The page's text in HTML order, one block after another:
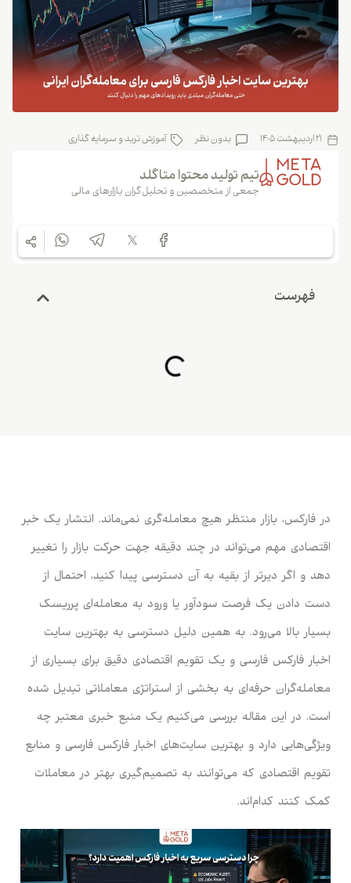
21 اردیبهشت 1405 بدون نظر آموزش ترید و سرمایه گذاری
تیم تولید محتوا متاگلد
جمعی از متخصصین و تحلیل‌گران بازارهای مالی
فهرست
در فارکس، بازار منتظر هیچ معامله‌گری نمی‌ماند. انتشار یک خبر
اقتصادی مهم می‌تواند در چند دقیقه جهت حرکت بازار را تغییر
دهد و اگر دیرتر از بقیه به آن دسترسی پیدا کنید، احتمال از
دست دادن یک فرصت سودآور یا ورود به معامله‌ای پرریسک
بسیار بالا می‌رود. به همین دلیل دسترسی به بهترین سایت
اخبار فارکس فارسی و یک تقویم اقتصادی دقیق برای بسیاری از
معامله‌گران حرفه‌ای به بخشی از استراتژی معاملاتی تبدیل شده
است. در این مقاله بررسی می‌کنیم یک منبع خبری معتبر چه
ویژگی‌هایی دارد و بهترین سایت‌های اخبار فارکس فارسی و منابع
تقویم اقتصادی که می‌توانند به تصمیم‌گیری بهتر در معاملات
کمک کنند کدام‌اند.